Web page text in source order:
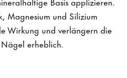
Magnesium und Silizium
Wirkung und verlängern die
erheblich.